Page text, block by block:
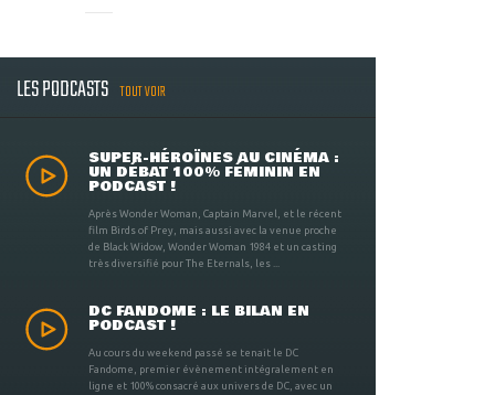
LES PODCASTS TOUT VOIR
SUPER-HÉROÏNES AU CINÉMA :
UN DÉBAT 100% FÉMININ EN
PODCAST !
Après Wonder Woman, Captain Marvel, et le récent
film Birds of Prey, mais aussi avec la venue proche
de Black Widow, Wonder Woman 1984 et un casting
très diversifié pour The Eternals, les ...
DC FANDOME : LE BILAN EN
PODCAST !
Au cours du weekend passé se tenait le DC
Fandome, premier évènement intégralement en
ligne et 100% consacré aux univers de DC, avec un